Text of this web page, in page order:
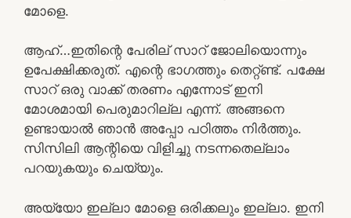
മോളെ.
ആഹ്…ഇതിന്റെ പേരില് സാറ് ജോലിയൊന്നും
ഉപേക്ഷിക്കരുത്. എന്റെ ഭാഗത്തും തെറ്റ്ണ്ട്. പക്ഷേ
സാറ് ഒരു വാക്ക് തരണം എന്നോട് ഇനി
മോശമായി പെരുമാറില്ല എന്ന്. അങ്ങനെ
ഉണ്ടായാൽ ഞാൻ അപ്പോ പഠിത്തം നിർത്തും.
സിസിലി ആന്റിയെ വിളിച്ചു നടന്നതെല്ലാം
പറയുകയും ചെയ്യും.
അയ്യോ ഇല്ലാ മോളെ ഒരിക്കലും ഇല്ലാ. ഇനി